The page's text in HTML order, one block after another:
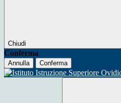
Chiudi
Conferma
Annulla Conferma